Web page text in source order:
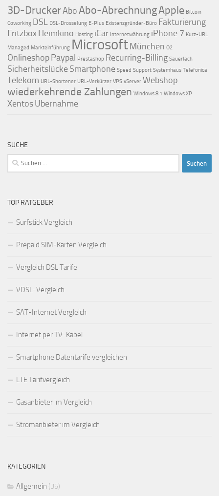
3D-DruckerAbo Abo-AbrechnungApple Bitcoin
Coworking DSL DSL-Drosselung E-Plus Existenzgründer-Büro Fakturierung
Fritzbox Heimkino Hosting iCar Internetwährung iPhone 7 Kurz-URL
Managed Markteinführung Microsoft München O2
Onlineshop Paypal Prestashop Recurring-Billing Sauerlach
Sicherheitslücke Smartphone Speed Support Systemhaus Telefonica
Telekom URL-Shortener URL-Verkürzer VPS vServer Webshop
wiederkehrende Zahlungen Windows 8.1 Windows XP
Xentos Übernahme
SUCHE
Suchen
nach:
TOP RATGEBER
Surfstick Vergleich
Prepaid SIM-Karten Vergleich
Vergleich DSL Tarife
VDSL-Vergleich
SAT-Internet Vergleich
Internet per TV-Kabel
Smartphone Datentarife vergleichen
LTE Tarifvergleich
Gasanbieter im Vergleich
Stromanbieter im Vergleich
KATEGORIEN
Allgemein (35)